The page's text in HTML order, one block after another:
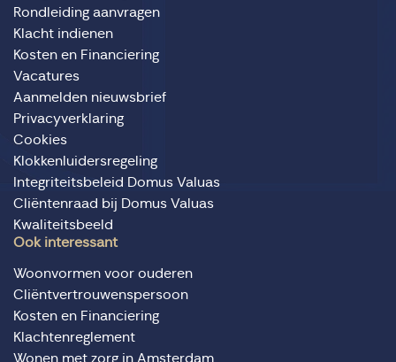
Rondleiding aanvragen
Klacht indienen
Kosten en Financiering
Vacatures
Aanmelden nieuwsbrief
Privacyverklaring
Cookies
Klokkenluidersregeling
Integriteitsbeleid Domus Valuas
Cliëntenraad bij Domus Valuas
Kwaliteitsbeeld
Ook interessant
Woonvormen voor ouderen
Cliëntvertrouwenspersoon
Kosten en Financiering
Klachtenreglement
Wonen met zorg in Amsterdam